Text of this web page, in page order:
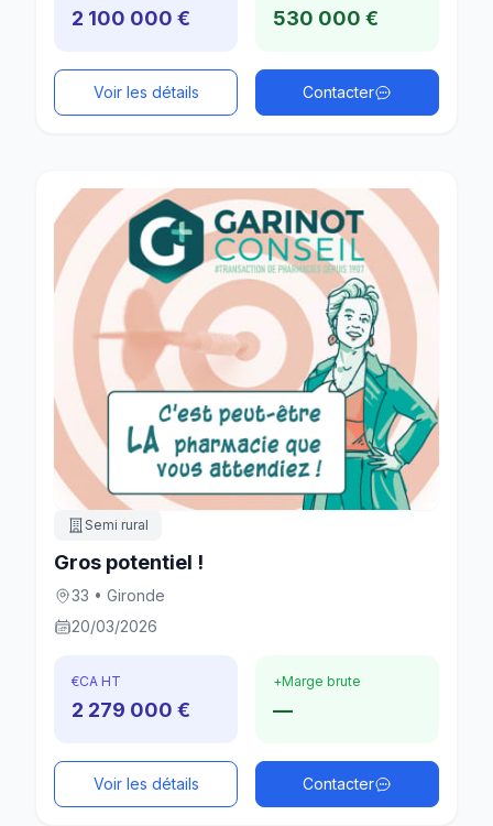
2 100 000 € 530 000 €
Voir les détails Contacter
Semi rural
Gros potentiel !
33 • Gironde
20/03/2026
€CA HT
2 279 000 €
+Marge brute
—
Voir les détails Contacter